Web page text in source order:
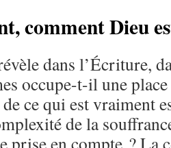
comment Dieu
dans l’Écriture,
occupe-t-il une
ce qui est vraiment
de la
prise en compte ? La